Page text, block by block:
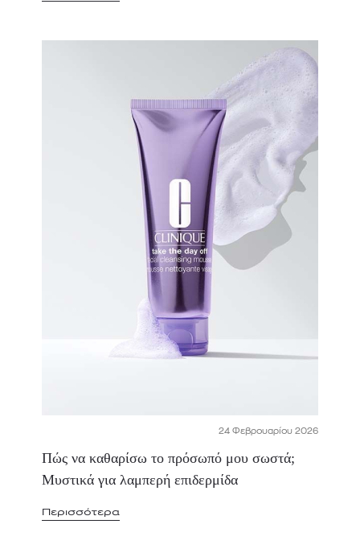
24 Φεβρουαρίου 2026
Πώς να καθαρίσω το πρόσωπό μου σωστά;
Μυστικά για λαμπερή επιδερμίδα
Περισσότερα